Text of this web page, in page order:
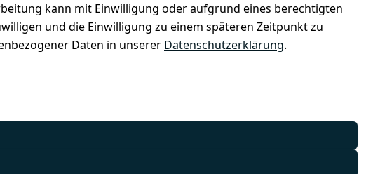
kann mit Einwilligung oder aufgrund eines berechtigten
und die Einwilligung zu einem späteren Zeitpunkt zu
Daten in unserer Datenschutzerklärung.
42